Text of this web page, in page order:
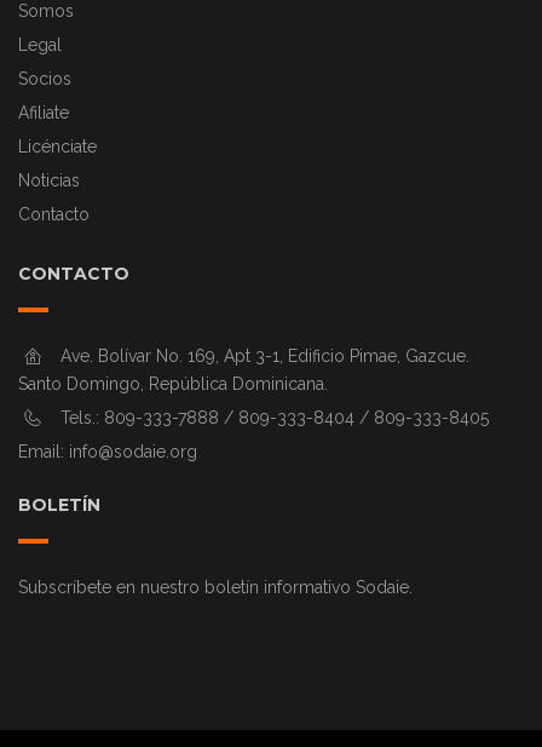
Somos
Legal
Socios
Afiliate
Licénciate
Noticias
Contacto
CONTACTO
Ave. Bolívar No. 169, Apt 3-1, Edificio Pimae, Gazcue.
Santo Domingo, República Dominicana.
Tels.: 809-333-7888 / 809-333-8404 / 809-333-8405
Email: info@sodaie.org
BOLETÍN
Subscríbete en nuestro boletín informativo Sodaie.